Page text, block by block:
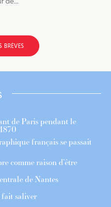
BRÈVES
de Paris pendant le
français se passait
comme raison d’être
de Nantes
fait saliver